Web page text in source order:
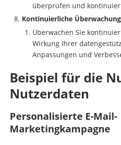
überprüfen und
Kontinuierliche
Überwachen Sie
Wirkung Ihrer
Anpassungen und
Beispiel für die
Nutzerdaten
Personalisierte E-Mail-
Marketingkampagne